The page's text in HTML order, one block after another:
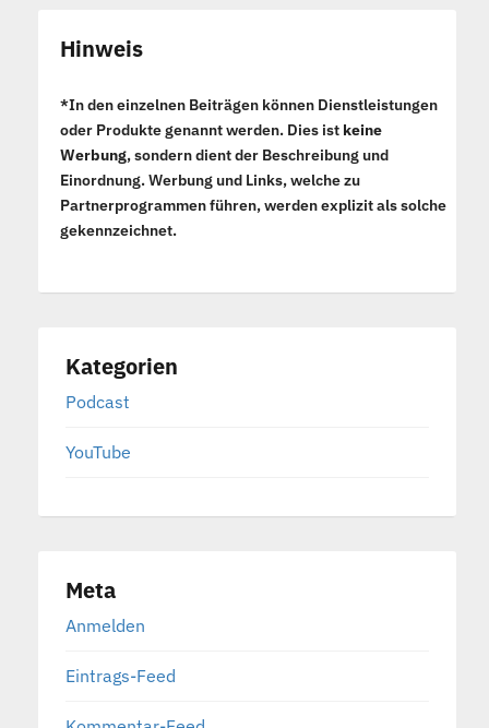
Hinweis
*In den einzelnen Beiträgen können Dienstleistungen
oder Produkte genannt werden. Dies ist keine
Werbung, sondern dient der Beschreibung und
Einordnung. Werbung und Links, welche zu
Partnerprogrammen führen, werden explizit als solche
gekennzeichnet.
Kategorien
Podcast
YouTube
Meta
Anmelden
Eintrags-Feed